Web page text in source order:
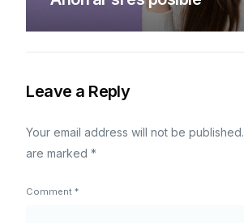
Leave a Reply
Your email address will not be published.
are marked*
Comment*